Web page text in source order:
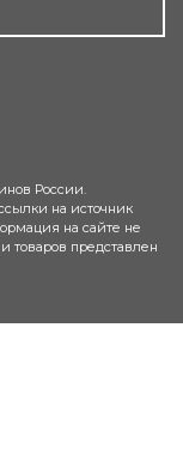
России.
на источник
на сайте не
товаров представлен